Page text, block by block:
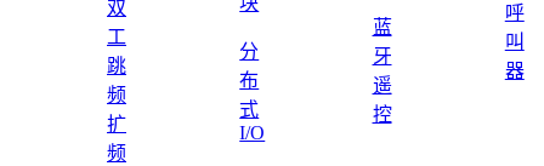
双
工
跳
频
扩
频
分
布
式
I/O
蓝
牙
遥
控
呼
叫
器